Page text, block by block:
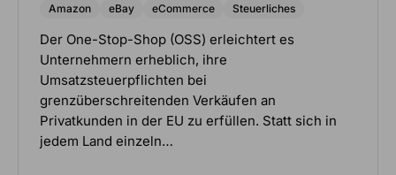
Amazon eBay eCommerce Steuerliches
Der One-Stop-Shop (OSS) erleichtert es
Unternehmern erheblich, ihre
Umsatzsteuerpflichten bei
grenzüberschreitenden Verkäufen an
Privatkunden in der EU zu erfüllen. Statt sich in
jedem Land einzeln…